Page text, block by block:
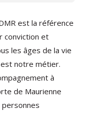
est la référence
conviction et
les âges de la vie
notre métier.
à
de Maurienne
personnes